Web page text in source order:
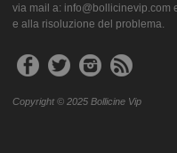
via mail a: info@bollicinevip.com
e alla risoluzione del problema.
Copyright © 2025 Bollicine Vip